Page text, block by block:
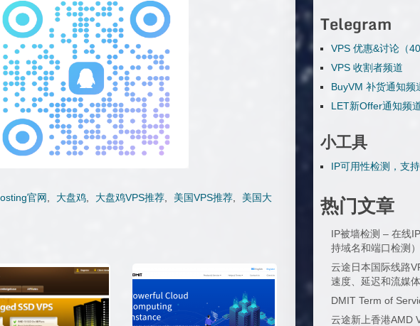
官网, 大盘鸡, 大盘鸡VPS推荐, 美国VPS推荐,
美国大
Telegram
VPS 优惠&讨论（
VPS 收割者频道
BuyVM 补货通知频
LET新Offer通知频
小工具
IP可用性检测，支
热门文章
IP被墙检测 – 在线
持域名和端口检测）
云途日本国际线路
速度、延迟和流媒
DMIT Term of
云途新上香港AMD